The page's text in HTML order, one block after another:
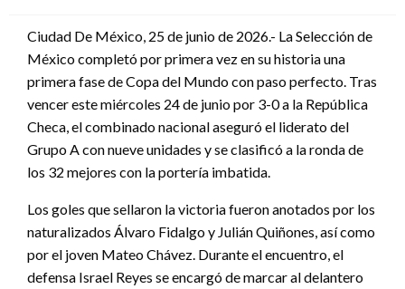
Ciudad De México, 25 de junio de 2026.- La Selección de
México completó por primera vez en su historia una
primera fase de Copa del Mundo con paso perfecto. Tras
vencer este miércoles 24 de junio por 3-0 a la República
Checa, el combinado nacional aseguró el liderato del
Grupo A con nueve unidades y se clasificó a la ronda de
los 32 mejores con la portería imbatida.
Los goles que sellaron la victoria fueron anotados por los
naturalizados Álvaro Fidalgo y Julián Quiñones, así como
por el joven Mateo Chávez. Durante el encuentro, el
defensa Israel Reyes se encargó de marcar al delantero